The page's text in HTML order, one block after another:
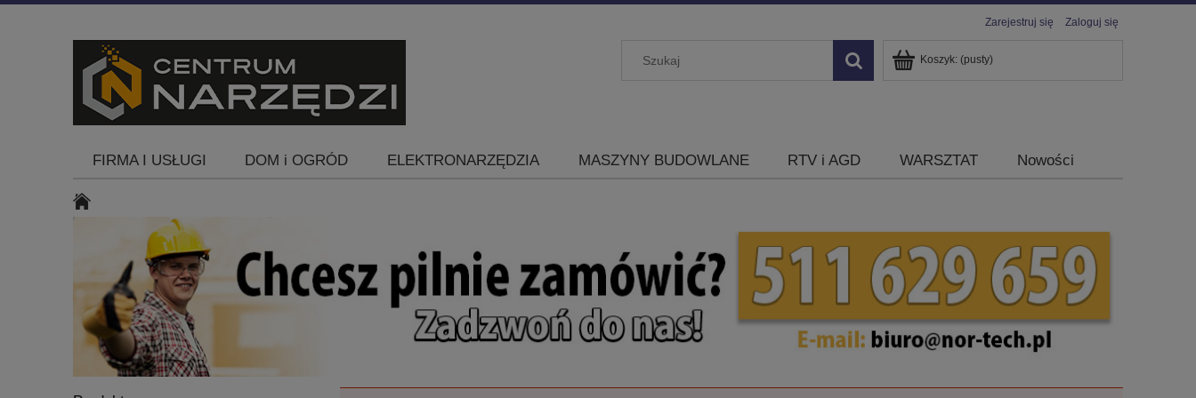
Zarejestruj się Zaloguj się
Koszyk: (pusty)
FIRMA I USŁUGI DOM i OGRÓD ELEKTRONARZĘDZIA MASZYNY BUDOWLANE RTV i AGD WARSZTAT Nowości